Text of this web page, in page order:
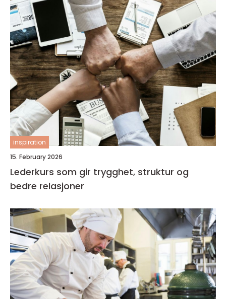
inspiration
15. February 2026
Lederkurs som gir trygghet, struktur og
bedre relasjoner